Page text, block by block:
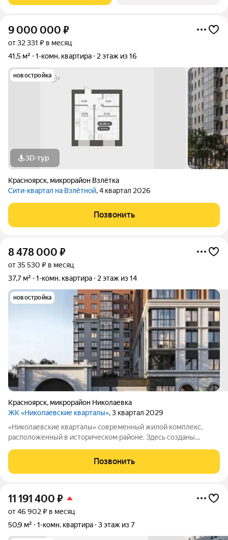
9 000 000 ₽
от 32 331 ₽ в месяц
41,5 м²
1-комн. квартира 2 этаж из 16
новостройка
3D-тур
Красноярск, микрорайон Взлётка
Сити-квартал на Взлётной, 4 квартал 2026
Позвонить
8 478 000 ₽
от 35 530 ₽ в месяц
37,7 м²
1-комн. квартира 2 этаж из 14
новостройка
Красноярск, микрорайон Николаевка
ЖК «Николаевские кварталы», 3 квартал 2029
«Николаевские кварталы» современный жилой комплекс,
расположенный в историческом районе. Здесь созданы
посторонних, работает система видеонаблюдения и контроль
доступа. Интерьеры выполнены по авторским
Позвонить
11 191 400 ₽
от 46 902 ₽ в месяц
50,9 м²
1-комн. квартира 3 этаж из 7